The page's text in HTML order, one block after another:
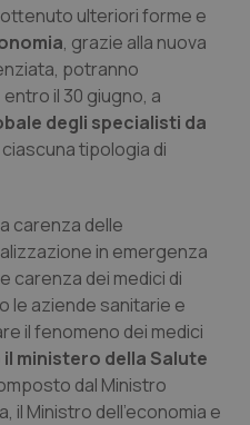
ulteriori forme e
, grazie alla nuova
potranno
il 30 giugno, a
degli specialisti da
tipologia di
carenza delle
in emergenza
carenza dei medici di
le aziende sanitarie e
il fenomeno dei medici
ministero della Salute
dal Ministro
il Ministro dell’economia e